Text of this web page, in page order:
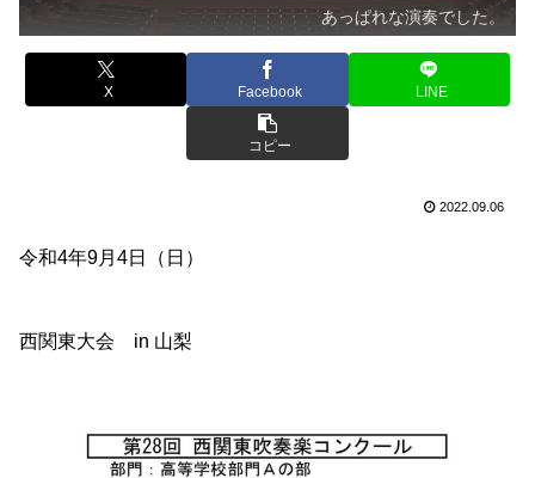
あっぱれな演奏でした。
X Facebook LINE
コピー
2022.09.06
令和4年9月4日（日）
西関東大会 in 山梨